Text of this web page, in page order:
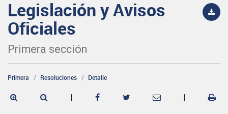
Legislación y Avisos
Oficiales
Primera sección
Primera Resoluciones Detalle
| |